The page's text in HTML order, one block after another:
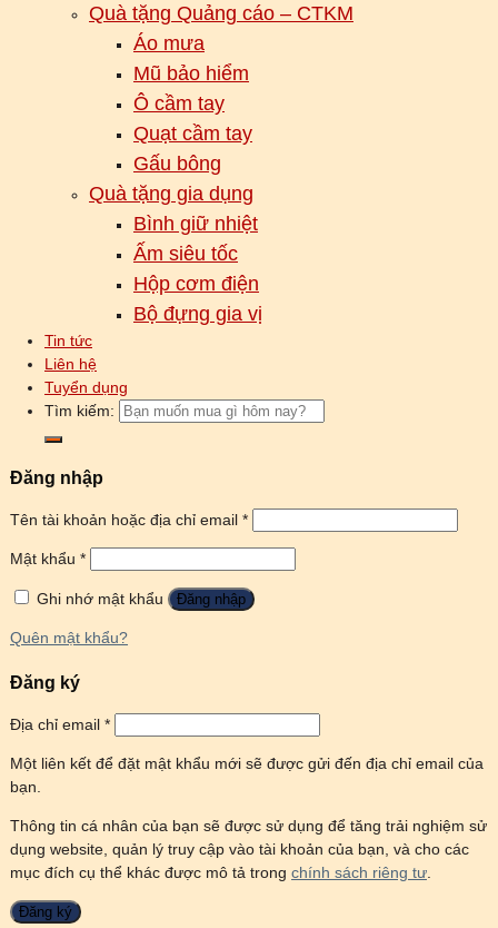
Quà tặng Quảng cáo – CTKM
Áo mưa
Mũ bảo hiểm
Ô cầm tay
Quạt cầm tay
Gấu bông
Quà tặng gia dụng
Bình giữ nhiệt
Ấm siêu tốc
Hộp cơm điện
Bộ đựng gia vị
Tin tức
Liên hệ
Tuyển dụng
Tìm kiếm:
Đăng nhập
Tên tài khoản hoặc địa chỉ email *
Mật khẩu *
Ghi nhớ mật khẩu Đăng nhập
Quên mật khẩu?
Đăng ký
Địa chỉ email *
Một liên kết để đặt mật khẩu mới sẽ được gửi đến địa chỉ email của
bạn.
Thông tin cá nhân của bạn sẽ được sử dụng để tăng trải nghiệm sử
dụng website, quản lý truy cập vào tài khoản của bạn, và cho các
mục đích cụ thể khác được mô tả trong chính sách riêng tư
Đăng ký